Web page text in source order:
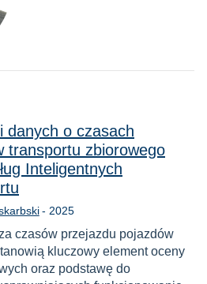
danych o czasach
transportu zbiorowego
Inteligentnych
- Rok
2025
czasów przejazdu pojazdów
kluczowy element oceny
oraz podstawę do